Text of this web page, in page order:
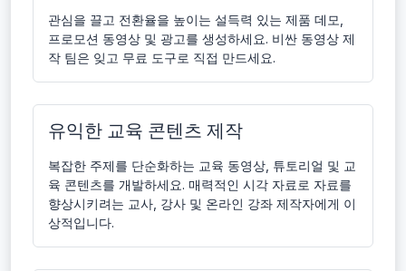
관심을 끌고 전환율을 높이는 설득력 있는 제품 데모,
프로모션 동영상 및 광고를 생성하세요. 비싼 동영상 제
작 팀은 잊고 무료 도구로 직접 만드세요.
유익한 교육 콘텐츠 제작
복잡한 주제를 단순화하는 교육 동영상, 튜토리얼 및 교
육 콘텐츠를 개발하세요. 매력적인 시각 자료로 자료를
향상시키려는 교사, 강사 및 온라인 강좌 제작자에게 이
상적입니다.